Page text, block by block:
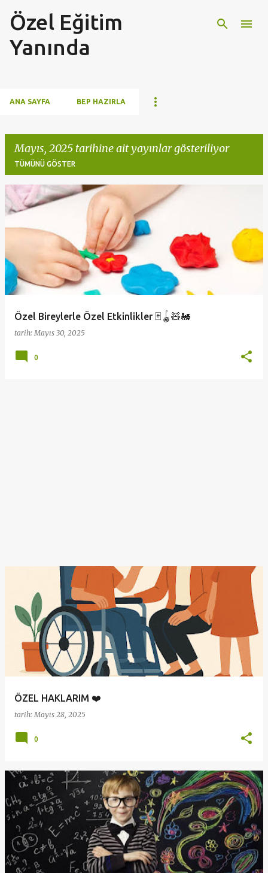
Ana içeriğe atla
Özel Eğitim
Yanında
ANA SAYFA BEP HAZIRLA
Mayıs, 2025 tarihine ait yayınlar gösteriliyor
TÜMÜNÜ GÖSTER
K
a
t
Özel Bireylerle Özel Etkinlikler 🃏🪀🧸🚂
tarih:Mayıs 30, 2025
0
ÖZEL HAKLARIM ❤️
tarih:Mayıs 28, 2025
0